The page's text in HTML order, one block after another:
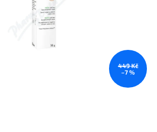
449 Kč
–7 %